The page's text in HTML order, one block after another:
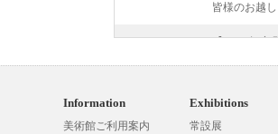
皆様のお越
2025.03.21
【2025年度
今期の開館
のお客様に
Information
美術館ご利用案内
Exhibitions
常設展